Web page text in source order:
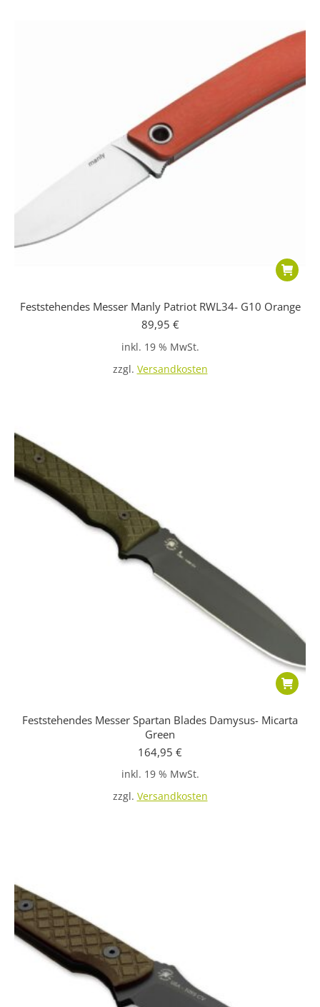
Feststehendes Messer Manly Patriot RWL34- G10 Orange
89,95 €
inkl. 19 % MwSt.
zzgl. Versandkosten
Feststehendes Messer Spartan Blades Damysus- Micarta
Green
164,95 €
inkl. 19 % MwSt.
zzgl. Versandkosten